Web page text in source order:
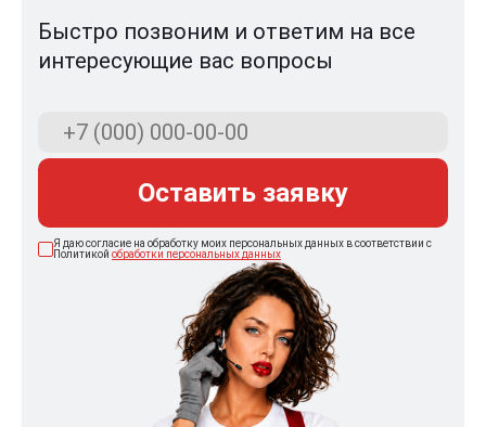
Быстро позвоним и ответим на все
интересующие вас вопросы
Оставить заявку
Я даю согласие на обработку моих персональных данных в соответствии с
Политикой обработки персональных данных